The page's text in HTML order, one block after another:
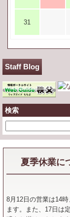
31
Staff Blog
検索
夏季休業に
8月12日の営業は14
ます。また、17日は